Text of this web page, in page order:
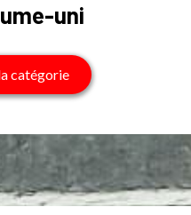
uni
catégorie